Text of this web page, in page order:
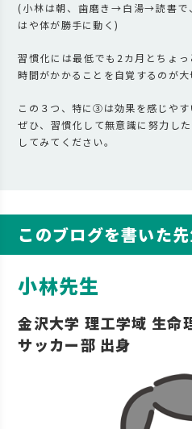
(小林は朝、歯磨き→白湯→読書で
はや体が勝手に動く)
習慣化には最低でも2カ月とちょ
時間がかかることを自覚するのが大
この３つ、特に③は効果を感じやす
ぜひ、習慣化して無意識に努力し
してみてください。
このブログを書いた
小林先生
金沢大学 理工学域 生命
サッカー部 出身